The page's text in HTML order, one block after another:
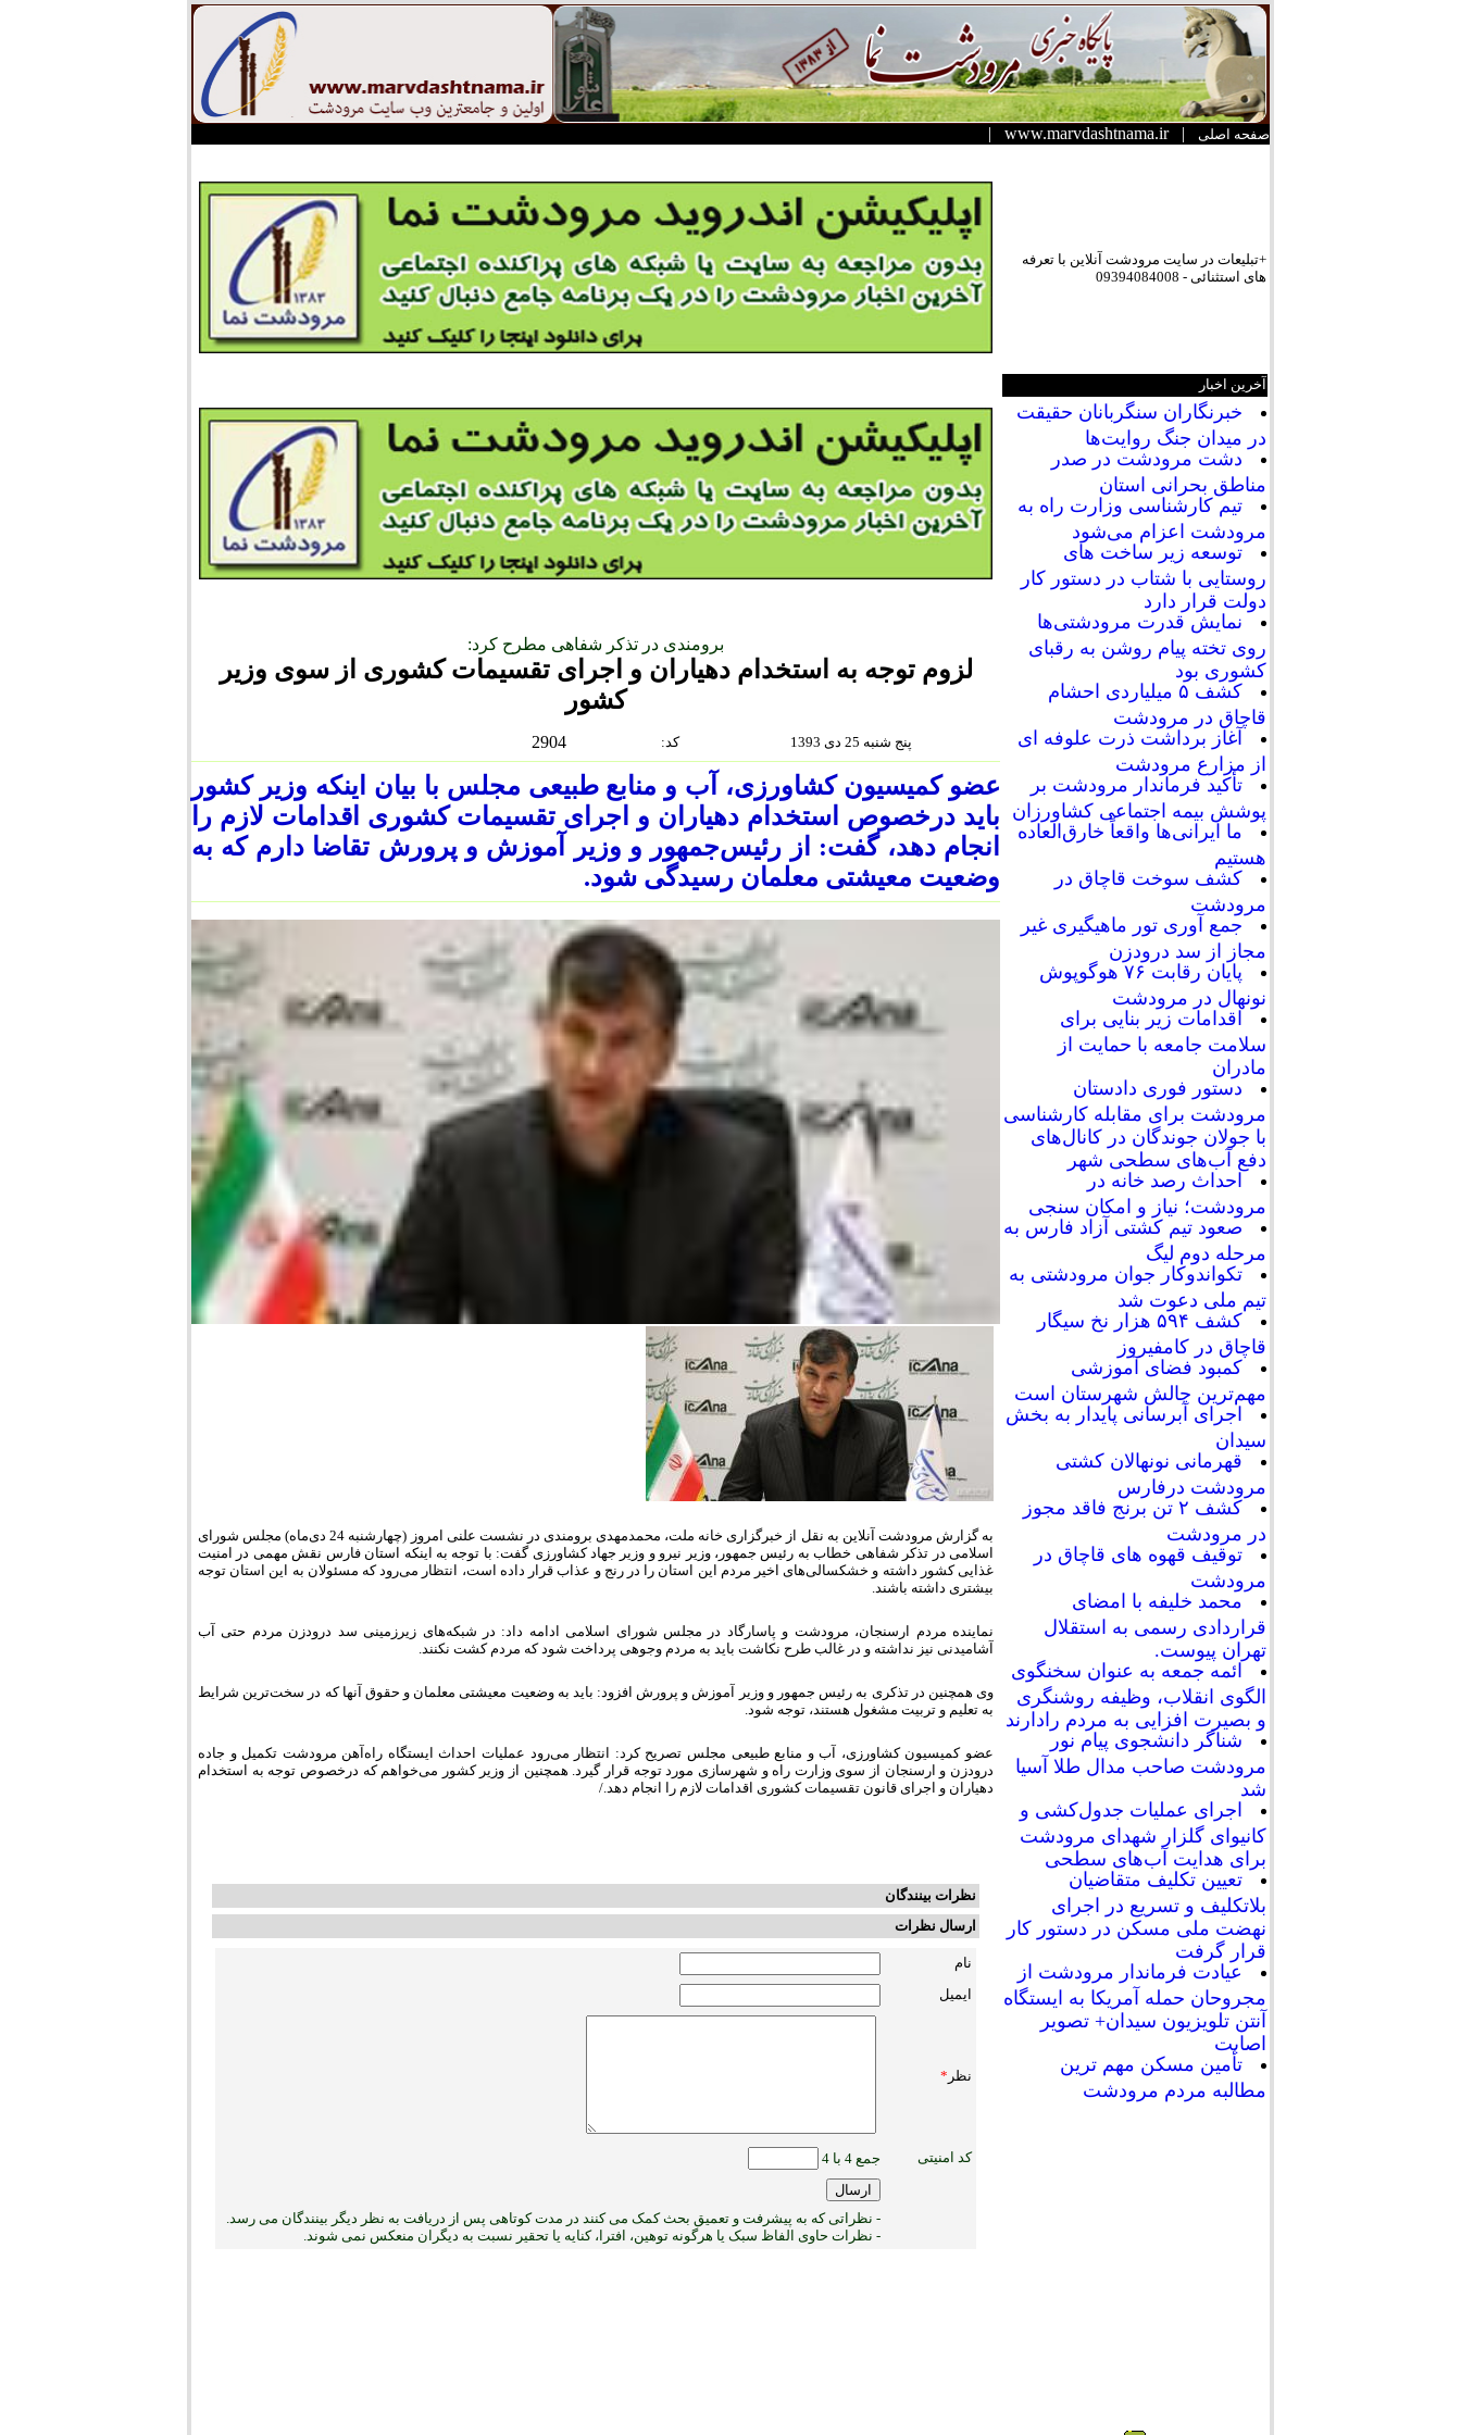
صفحه اصلی |
www.marvdashtnama.ir
|
+تبلیعات در سایت مرودشت آنلاین با تعرفه
های استثنائی - 09394084008
آخرین اخبار
خبرنگاران سنگربانان حقیقت
در میدان جنگ روایت‌ها
دشت مرودشت در صدر
مناطق بحرانی استان
تیم کارشناسی وزارت راه به
مرودشت اعزام می‌شود
توسعه زیر ساخت های
روستایی با شتاب در دستور کار
دولت قرار دارد
نمایش قدرت مرودشتی‌ها
روی تخته پیام روشن به رقبای
کشوری بود
کشف ۵ میلیاردی احشام
قاچاق در مرودشت
آغاز برداشت ذرت علوفه ای
از مزارع مرودشت
تأکید فرماندار مرودشت بر
پوشش بیمه اجتماعی کشاورزان
ما ایرانی‌ها واقعاً خارق‌العاده
هستیم
کشف سوخت قاچاق در
مرودشت
جمع آوری تور ماهیگیری غیر
مجاز از سد درودزن
پایان رقابت‌ ۷۶ هوگوپوش
نونهال در مرودشت
اقدامات زیر بنایی برای
سلامت جامعه با حمایت از
مادران
دستور فوری دادستان
مرودشت برای مقابله کارشناسی
با جولان جوندگان در کانال‌های
دفع آب‌های سطحی شهر
احداث رصد خانه در
مرودشت؛ نیاز و امکان سنجی
صعود تیم کشتی آزاد فارس به
مرحله دوم لیگ
تکواندوکار جوان مرودشتی به
تیم ملی دعوت شد
کشف ۵۹۴ هزار نخ سیگار
قاچاق در کامفیروز
کمبود فضای آموزشی
مهم‌ترین چالش شهرستان است
اجرای آبرسانی پایدار به بخش
سیدان
قهرمانی نونهالان کشتی
مرودشت درفارس
کشف ۲ تن برنج فاقد مجوز
در مرودشت
توقیف قهوه های قاچاق در
مرودشت
محمد خلیفه با امضای
قراردادی رسمی به استقلال
تهران پیوست.
ائمه جمعه به عنوان سخنگوی
الگوی انقلاب، وظیفه روشنگری
و بصیرت افزایی به مردم رادارند
شناگر دانشجوی پیام نور
مرودشت صاحب مدال طلا آسیا
شد
اجرای عملیات جدول‌کشی و
کانیوای گلزار شهدای مرودشت
برای هدایت آب‌های سطحی
تعیین تکلیف متقاضیان
بلاتکلیف و تسریع در اجرای
نهضت ملی مسکن در دستور کار
قرار گرفت
عیادت فرماندار مرودشت از
مجروحان حمله آمریکا به ایستگاه
آنتن تلویزیون سیدان+ تصویر
اصابت
تأمین مسکن مهم ترین
مطالبه مردم مرودشت
برومندی در تذکر شفاهی مطرح کرد:
لزوم توجه به استخدام دهیاران و اجرای تقسیمات کشوری از سوی وزیر
کشور
2904 :كد پنج شنبه 25 دى 1393
عضو کمیسیون کشاورزی،‌ آب و منابع طبیعی مجلس با بیان اینکه وزیر کشور
باید درخصوص استخدام دهیاران و اجرای تقسیمات کشوری اقدامات لازم را
انجام دهد، گفت: از رئیس‌جمهور و وزیر آموزش و پرورش تقاضا دارم که به
وضعیت معیشتی معلمان رسیدگی شود.
به گزارش مرودشت آنلاین به نقل از خبرگزاری خانه ملت، محمدمهدی برومندی در نشست علنی امروز (چهارشنبه 24 دی‌ماه) مجلس شورای
اسلامی در تذکر شفاهی خطاب به رئیس جمهور، وزیر نیرو و وزیر جهاد کشاورزی گفت: با توجه به اینکه استان فارس نقش مهمی در امنیت
غذایی کشور داشته و خشکسالی‌های اخیر مردم این استان را در رنج و عذاب قرار داده است، انتظار می‌رود که مسئولان به این استان توجه
بیشتری داشته باشند.
نماینده مردم ارسنجان، مرودشت و پاسارگاد در مجلس شورای اسلامی ادامه داد: در شبکه‌های زیرزمینی سد درودزن مردم حتی آب
آشامیدنی نیز نداشته و در غالب طرح نکاشت باید به مردم وجوهی پرداخت شود که مردم کشت نکنند.
وی همچنین در تذکری به رئیس جمهور و وزیر آموزش و پرورش افزود: باید به وضعیت معیشتی معلمان و حقوق آنها که در سخت‌ترین شرایط
به تعلیم و تربیت مشغول هستند، توجه شود.
عضو کمیسیون کشاورزی، آب و منابع طبیعی مجلس تصریح کرد: انتظار می‌رود عملیات احداث ایستگاه راه‌آهن مرودشت تکمیل و جاده
درودزن و ارسنجان از سوی وزارت راه و شهرسازی مورد توجه قرار گیرد. همچنین از وزیر کشور می‌خواهم که درخصوص توجه به استخدام
دهیاران و اجرای قانون تقسیمات کشوری اقدامات لازم را انجام دهد./
نظرات بینندگان
ارسال نظرات
نام
ایمیل
نظر *
کد امنیتی جمع 4 با 4
- نظراتی که به پیشرفت و تعمیق بحث کمک می کنند در مدت کوتاهی پس از دریافت به نظر دیگر بینندگان می رسد.
- نظرات حاوی الفاظ سبک یا هرگونه توهین، افترا، کنایه یا تحقیر نسبت به دیگران منعکس نمی ‏شوند.